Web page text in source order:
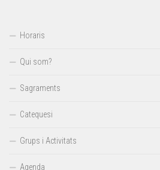
Horaris
Qui som?
Sagraments
Catequesi
Grups i Activitats
Agenda